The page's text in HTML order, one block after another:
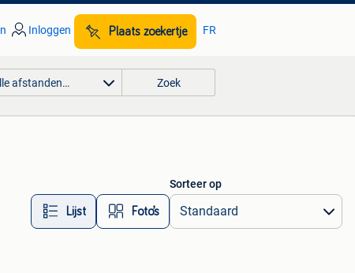
Inloggen Plaats zoekertje FR
afstanden… Zoek
Lijst Foto’s
Sorteer op